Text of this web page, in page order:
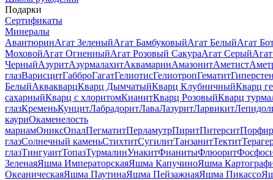
Подарки
Сертификаты
Минералы
АвантюринАгат ЗеленыйАгат БамбуковыйАгат БелыйАгат
МоховойАгат ОгненныйАгат Розовый СакураАгат Серый
ЧерныйАзуритАзурмалахитАквамаринАмазонитАметист
глазВарисцитГабброГагатГелиотисГелиотропГематитГиперстен
БелыйАквакварцКварц ДымчатыйКварц КлубничныйКварц
сахарныйКварц с хлоритомКианитКварц РозовыйКварц
глазКременьКунцитЛабрадоритЛаваЛазуритЛарвикит
кауриОкаменелость
мариамОниксОпалПегматитПерламутрПиритПитерситПорфир
глазСолнечный каменьСтихтитСугилитТанзанитТектит
глазТингуаитТопазТурмалинУнакитФианитыФлюорит
ЗеленаяЯшма ИмператорскаяЯшма КапучиноЯшма
ОкеаническаяЯшма ПаутинаЯшма ПейзажнаяЯшма Пикассо